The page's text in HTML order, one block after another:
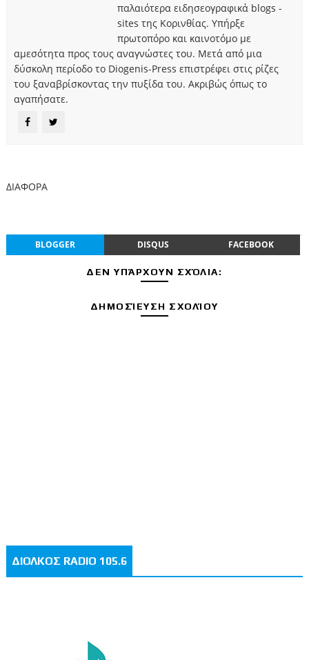
παλαιότερα ειδησεογραφικά blogs -
sites της Κορινθίας. Υπήρξε
πρωτοπόρο και καινοτόμο με
αμεσότητα προς τους αναγνώστες του. Μετά από μια
δύσκολη περίοδο το Diogenis-Press επιστρέφει στις ρίζες
του ξαναβρίσκοντας την πυξίδα του. Ακριβώς όπως το
αγαπήσατε.
ΔΙΑΦΟΡΑ
BLOGGER DISQUS FACEBOOK
ΔΕΝ ΥΠΆΡΧΟΥΝ ΣΧΌΛΙΑ:
ΔΗΜΟΣΊΕΥΣΗ ΣΧΟΛΊΟΥ
ΔΙΟΛΚΟΣ RADIO 105.6